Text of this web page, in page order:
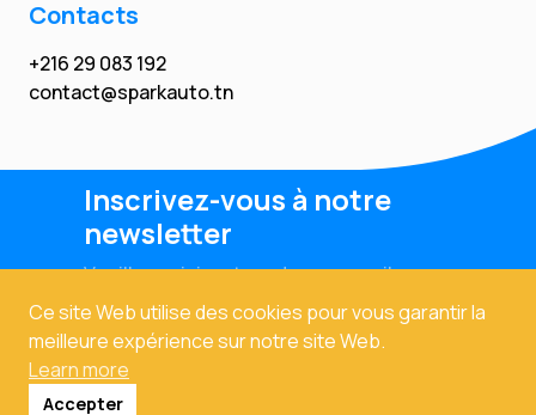
Ce site Web utilise des cookies pour vous garantir la
meilleure expérience sur notre site Web.
Learn more
Accepter
Contacts
+216 29 083 192
contact@sparkauto.tn
Inscrivez-vous à notre
newsletter
Veuillez saisir votre adresse email